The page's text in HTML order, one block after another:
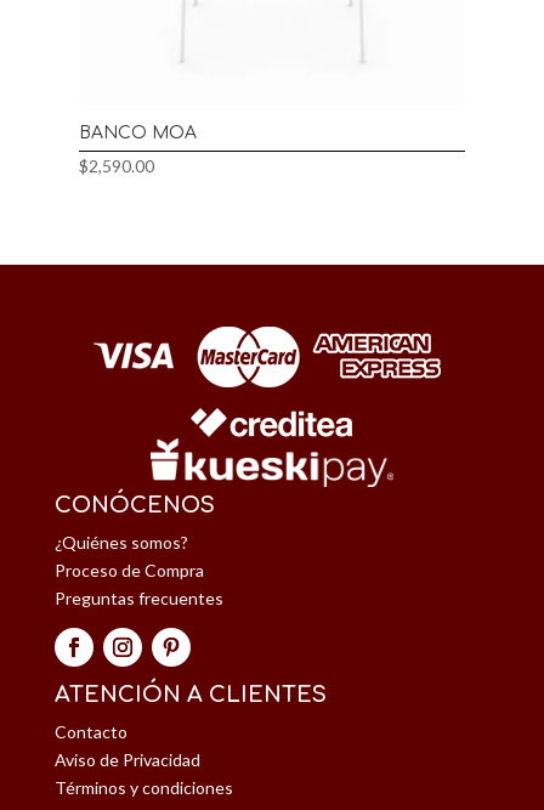
BANCO MOA
$2,590.00
CONÓCENOS
¿Quiénes somos?
Proceso de Compra
Preguntas frecuentes
ATENCIÓN A CLIENTES
Contacto
Aviso de Privacidad
Términos y condiciones